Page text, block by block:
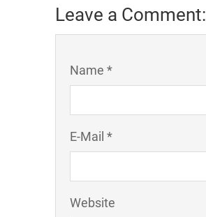
Leave a Comment:
Name *
E-Mail *
Website